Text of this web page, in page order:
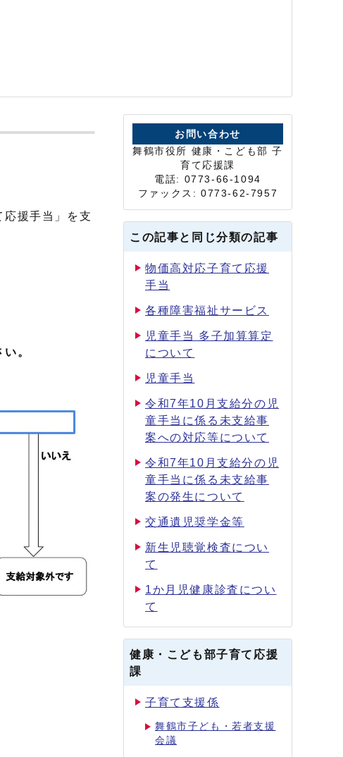
援手当」を支
。
お問い合わせ
舞鶴市役所 健康・こども部 子
育て応援課
電話: 0773-66-1094
ファックス: 0773-62-7957
この記事と同じ分類の記事
物価高対応子育て応援
手当
各種障害福祉サービス
児童手当 多子加算算定
について
児童手当
令和7年10月支給分の児
童手当に係る未支給事
案への対応等について
令和7年10月支給分の児
童手当に係る未支給事
案の発生について
交通遺児奨学金等
新生児聴覚検査につい
て
1か月児健康診査につい
て
健康・こども部子育て応援
課
子育て支援係
舞鶴市子ども・若者支援
会議